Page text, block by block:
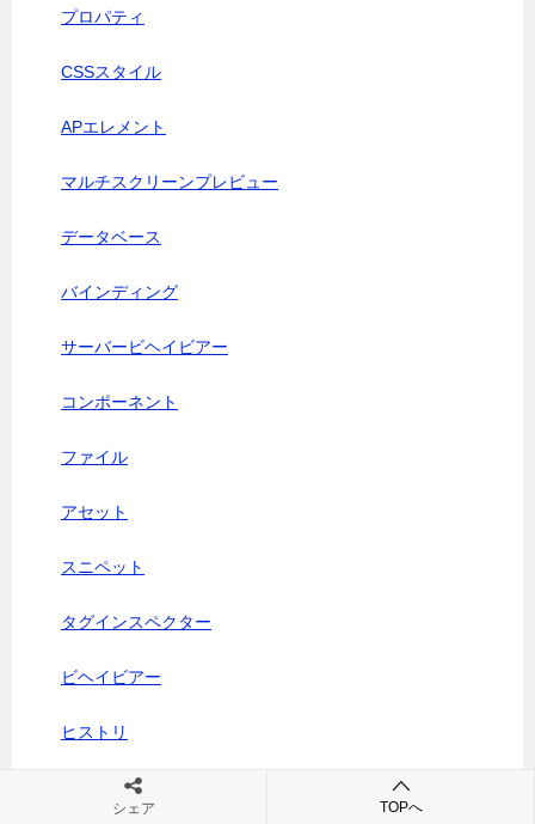
プロパティ
CSSスタイル
APエレメント
マルチスクリーンプレビュー
データベース
バインディング
サーバービヘイビアー
コンポーネント
ファイル
アセット
スニペット
タグインスペクター
ビヘイビアー
ヒストリ
フレーム
シェア TOPへ